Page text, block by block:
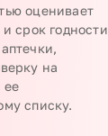
оценивает
срок годности
на
ее
списку.